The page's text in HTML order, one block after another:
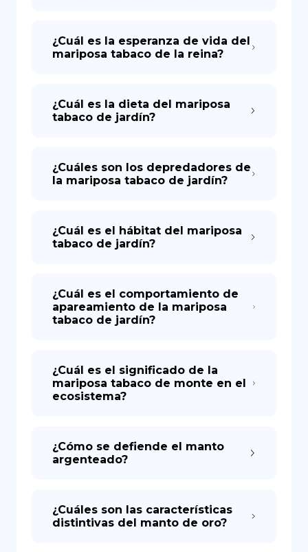
¿Cuál es la esperanza de vida del
mariposa tabaco de la reina?
¿Cuál es la dieta del mariposa
tabaco de jardín?
¿Cuáles son los depredadores de
la mariposa tabaco de jardín?
¿Cuál es el hábitat del mariposa
tabaco de jardín?
¿Cuál es el comportamiento de
apareamiento de la mariposa
tabaco de jardín?
¿Cuál es el significado de la
mariposa tabaco de monte en el
ecosistema?
¿Cómo se defiende el manto
argenteado?
¿Cuáles son las características
distintivas del manto de oro?